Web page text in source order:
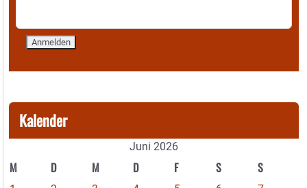
Kalender
Juni 2026
M D M D F S S